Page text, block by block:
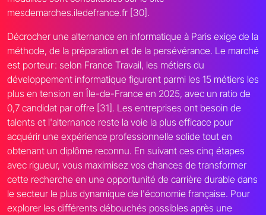
mesdemarches.iledefrance.fr [30].
Décrocher une alternance en informatique à Paris exige de la
méthode, de la préparation et de la persévérance. Le marché
est porteur : selon France Travail, les métiers du
développement informatique figurent parmi les 15 métiers les
plus en tension en Île-de-France en 2025, avec un ratio de
0,7 candidat par offre [31]. Les entreprises ont besoin de
talents et l'alternance reste la voie la plus efficace pour
acquérir une expérience professionnelle solide tout en
obtenant un diplôme reconnu. En suivant ces cinq étapes
avec rigueur, vous maximisez vos chances de transformer
cette recherche en une opportunité de carrière durable dans
le secteur le plus dynamique de l'économie française. Pour
explorer les différents débouchés possibles après une